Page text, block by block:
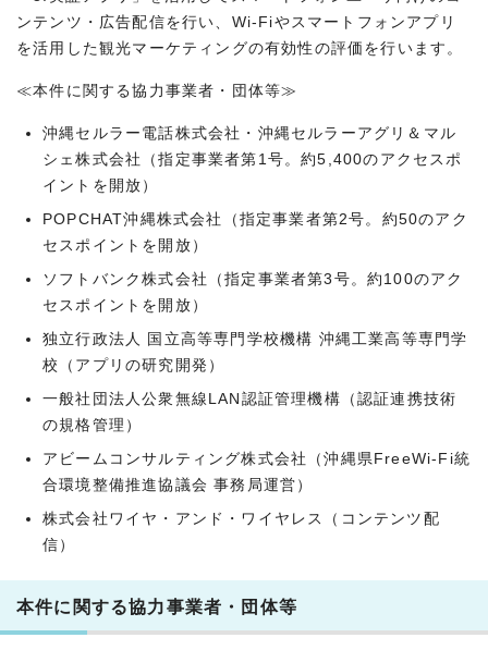
ンテンツ・広告配信を行い、Wi-Fiやスマートフォンアプリ
を活用した観光マーケティングの有効性の評価を行います。
≪本件に関する協力事業者・団体等≫
沖縄セルラー電話株式会社・沖縄セルラーアグリ＆マル
シェ株式会社（指定事業者第1号。約5,400のアクセスポ
イントを開放）
POPCHAT沖縄株式会社（指定事業者第2号。約50のアク
セスポイントを開放）
ソフトバンク株式会社（指定事業者第3号。約100のアク
セスポイントを開放）
独立行政法人 国立高等専門学校機構 沖縄工業高等専門学
校（アプリの研究開発）
一般社団法人公衆無線LAN認証管理機構（認証連携技術
の規格管理）
アビームコンサルティング株式会社（沖縄県FreeWi-Fi統
合環境整備推進協議会 事務局運営）
株式会社ワイヤ・アンド・ワイヤレス（コンテンツ配
信）
本件に関する協力事業者・団体等